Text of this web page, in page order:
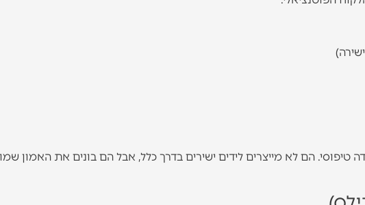
טיפוסי. הם לא מייצרים לידים ישירים בדרך כלל, אבל הם בונים את האמון